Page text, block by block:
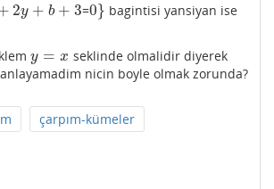
2y + b + 3
y +b+ 3 =0
0}
} bagintisi yansiyan ise
y = x
y= x
seklinde olmalidir diyerek
nicin boyle olmak zorunda?
çarpım-kümeler